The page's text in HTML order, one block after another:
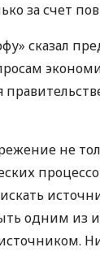
за счет
сказал
не
одним из